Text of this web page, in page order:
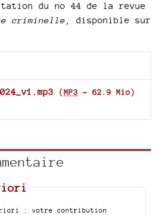
du no 44 de la revue
criminelle , disponible sur
(MP3 - 62.9 Mio)
priori : votre contribution